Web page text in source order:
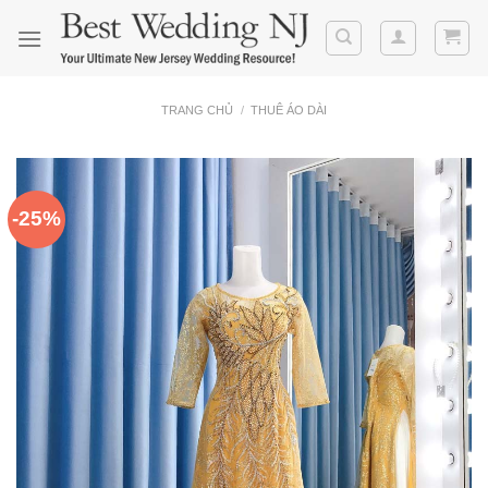
TRANG CHỦ / THUÊ ÁO DÀI
-25%